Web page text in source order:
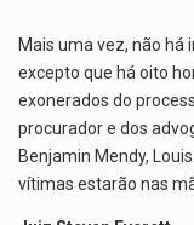
Mais uma vez, não há
excepto que há oito
exonerados do
procurador e dos
Benjamin Mendy,
vítimas estarão nas